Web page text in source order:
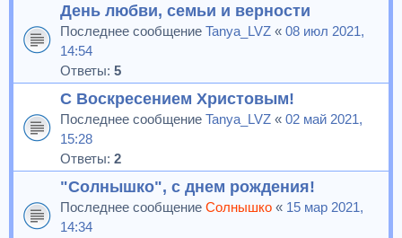
День любви, семьи и верности
Последнее сообщение Tanya_LVZ « 08 июл 2021,
14:54
Ответы: 5
С Воскресением Христовым!
Последнее сообщение Tanya_LVZ « 02 май 2021,
15:28
Ответы: 2
"Солнышко", с днем рождения!
Последнее сообщение Солнышко « 15 мар 2021,
14:34